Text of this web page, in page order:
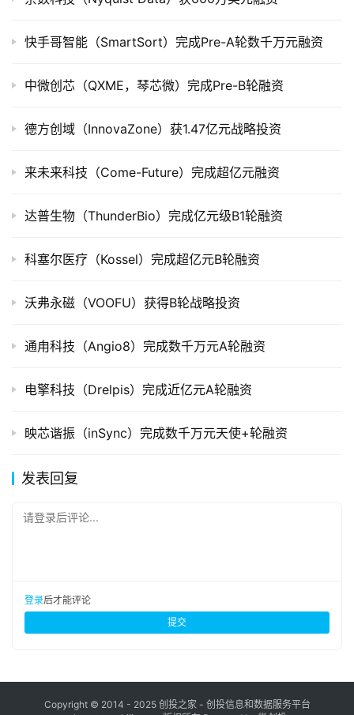
上
市
数
业
院
快手哥智能（SmartSort）完成Pre-A轮数千万元融资
中微创芯（QXME，琴芯微）完成Pre-B轮融资
德方创域（InnovaZone）获1.47亿元战略投资
来未来科技（Come-Future）完成超亿元融资
达普生物（ThunderBio）完成亿元级B1轮融资
科塞尔医疗（Kossel）完成超亿元B轮融资
沃弗永磁（VOOFU）获得B轮战略投资
通甪科技（Angio8）完成数千万元A轮融资
电擎科技（Drelpis）完成近亿元A轮融资
映芯谐振（inSync）完成数千万元天使+轮融资
发表回复
请登录后评论...
登录后才能评论
提交
Copyright © 2014 - 2025 创投之家 - 创投信息和数据服务平台